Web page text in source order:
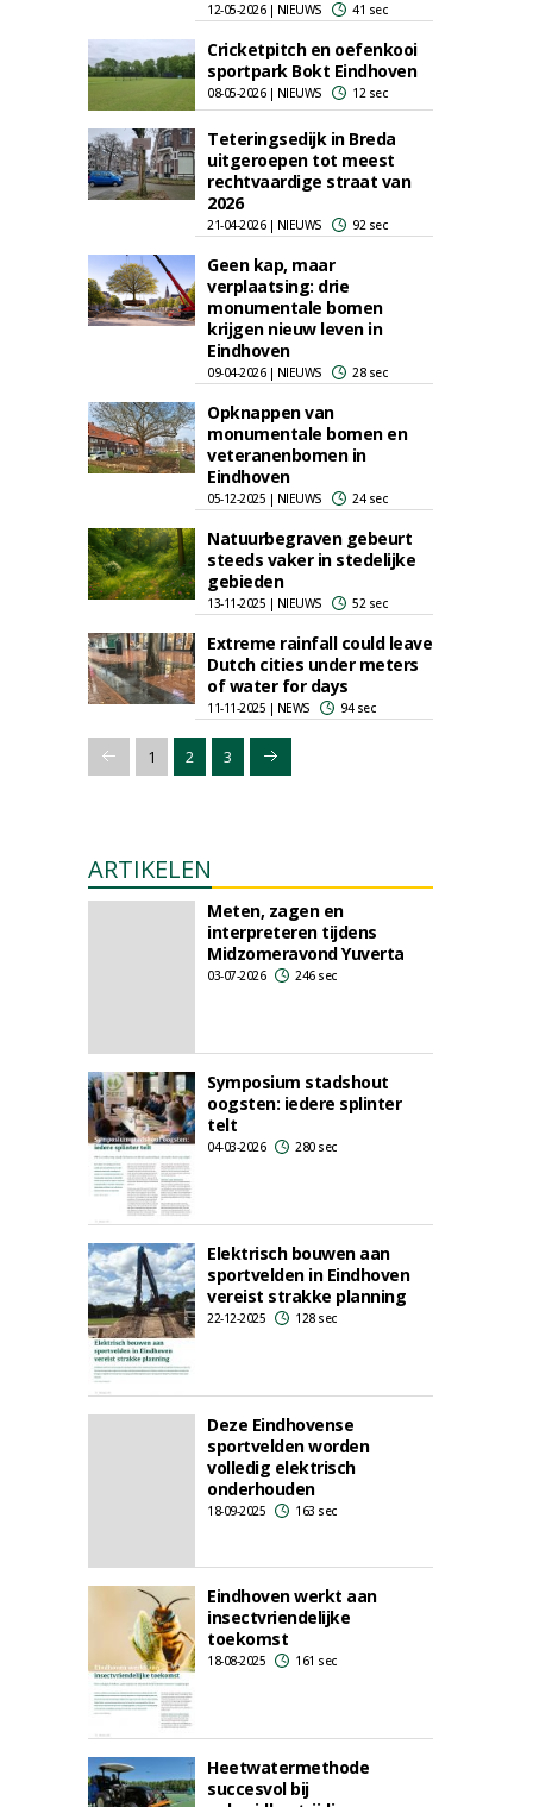
12-05-2026 | NIEUWS 41 sec
Cricketpitch en oefenkooi
sportpark Bokt Eindhoven
08-05-2026 | NIEUWS 12 sec
Teteringsedijk in Breda
uitgeroepen tot meest
rechtvaardige straat van
2026
21-04-2026 | NIEUWS 92 sec
Geen kap, maar
verplaatsing: drie
monumentale bomen
krijgen nieuw leven in
Eindhoven
09-04-2026 | NIEUWS 28 sec
Opknappen van
monumentale bomen en
veteranenbomen in
Eindhoven
05-12-2025 | NIEUWS 24 sec
Natuurbegraven gebeurt
steeds vaker in stedelijke
gebieden
13-11-2025 | NIEUWS 52 sec
Extreme rainfall could leave
Dutch cities under meters
of water for days
11-11-2025 | NEWS 94 sec
1 2 3
ARTIKELEN
Meten, zagen en
interpreteren tijdens
Midzomeravond Yuverta
03-07-2026 246 sec
Symposium stadshout
oogsten: iedere splinter
telt
04-03-2026 280 sec
Elektrisch bouwen aan
sportvelden in Eindhoven
vereist strakke planning
22-12-2025 128 sec
Deze Eindhovense
sportvelden worden
volledig elektrisch
onderhouden
18-09-2025 163 sec
Eindhoven werkt aan
insectvriendelijke
toekomst
18-08-2025 161 sec
Heetwatermethode
succesvol bij